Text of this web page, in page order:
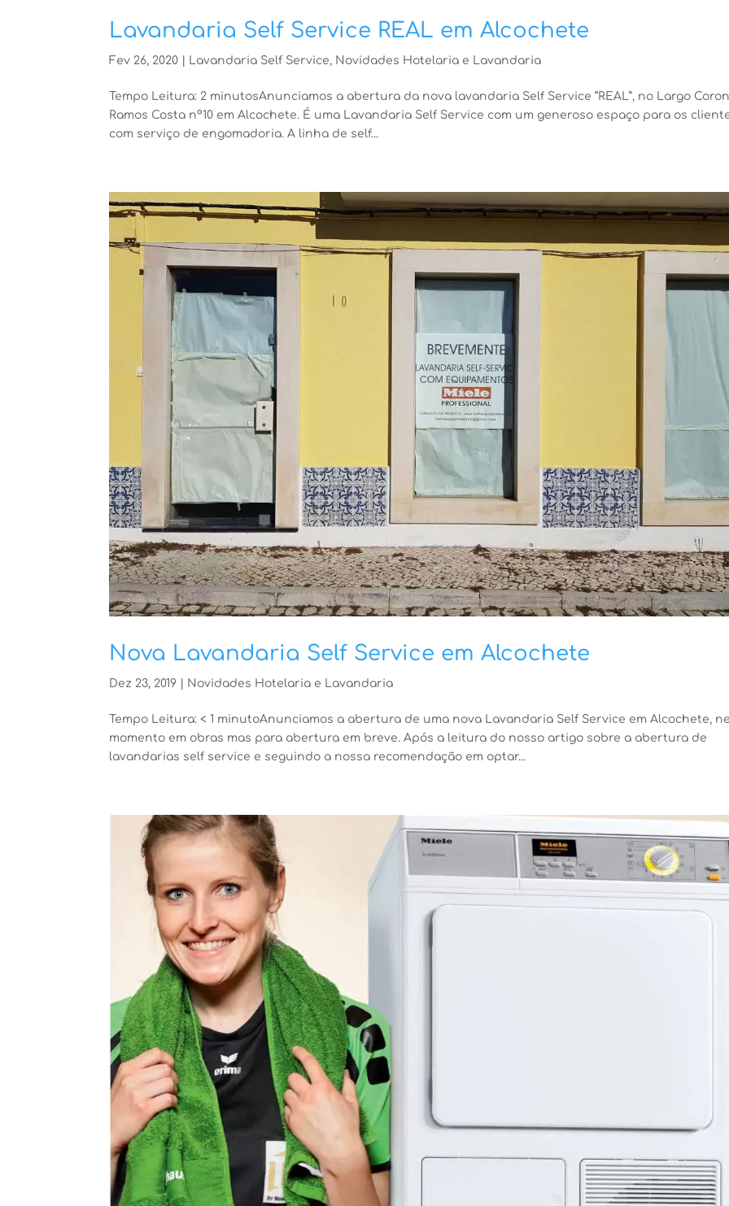
Lavandaria Self Service REAL em Alcochete
Fev 26, 2020 Lavandaria Self Service, Novidades Hotelaria e Lavandaria
Tempo Leitura: 2 minutosAnunciamos a abertura da nova lavandaria Self Service “REAL”, no Largo
Ramos Costa nº10 em Alcochete. É uma Lavandaria Self Service com um generoso espaço para os
com serviço de engomadoria. A linha de self...
Nova Lavandaria Self Service em Alcochete
Dez 23, 2019 Novidades Hotelaria e Lavandaria
Tempo Leitura: < 1 minutoAnunciamos a abertura de uma nova Lavandaria Self Service em Alcochete,
momento em obras mas para abertura em breve. Após a leitura do nosso artigo sobre a abertura de
lavandarias self service e seguindo a nossa recomendação em optar...